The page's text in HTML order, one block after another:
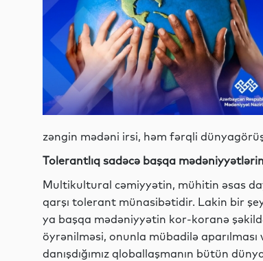
zəngin mədəni irsi, həm fərqli
Tolerantlıq sadəcə başqa
Multikultural cəmiyyətin, mühitin əsas
qarşı tolerant münasibətidir. Lakin bir
ya başqa mədəniyyətin kor-koranə
öyrənilməsi, onunla mübadilə aparılması
danışdığımız qloballaşmanın bütün